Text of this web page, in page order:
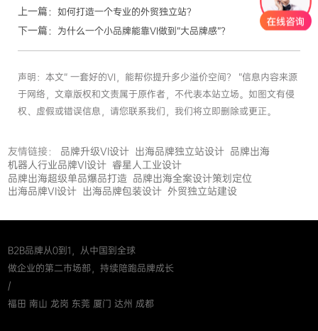
上一篇： 如何打造一个专业的外贸独立站？
下一篇： 为什么一个小品牌能靠VI做到“大品牌感”？
声明：本文“ 一套好的VI，能帮你提升多少溢价空间？ ”信息内容来源
于网络，文章版权和文责属于原作者，不代表本站立场。如图文有侵
权、虚假或错误信息，请您联系我们，我们将立即删除或更正。
友情链接： 品牌升级VI设计 出海品牌独立站设计 品牌出海
机器人行业品牌VI设计 睿星人工业设计
品牌出海超级单品爆品打造 品牌出海全案设计策划定位
出海品牌VI设计 出海品牌包装设计 外贸独立站建设
B2B品牌从0到1，从中国到全球
做企业的第二市场部，持续陪跑品牌成长
/
福田 南山 龙岗 东莞 厦门 达州 成都